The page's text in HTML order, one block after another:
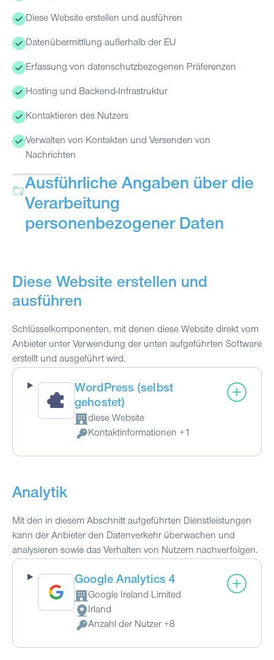
Diese Website erstellen und ausführen
Datenübermittlung außerhalb der EU
Erfassung von datenschutzbezogenen Präferenzen
Hosting und Backend-Infrastruktur
Kontaktieren des Nutzers
Verwalten von Kontakten und Versenden von
Nachrichten
Ausführliche Angaben über die
Verarbeitung
personenbezogener Daten
Diese Website erstellen und
ausführen
Schlüsselkomponenten, mit denen diese Website direkt vom
Anbieter unter Verwendung der unten aufgeführten Software
erstellt und ausgeführt wird.
WordPress (selbst
gehostet)
Firma:
diese Website
Verarbeitete personenbezogene Daten:
Kontaktinformationen +1
Analytik
Mit den in diesem Abschnitt aufgeführten Dienstleistungen
kann der Anbieter den Datenverkehr überwachen und
analysieren sowie das Verhalten von Nutzern nachverfolgen.
Google Analytics 4
Firma:
Google Ireland Limited
Verarbeitungsort:
Irland
Verarbeitete personenbezogene Daten:
Anzahl der Nutzer +8